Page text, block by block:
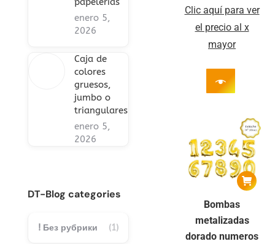
Clic aquí para ver
el precio al x
mayor
Bombas
metalizadas
dorado numeros
enero 5,
2026
Caja de
colores
gruesos,
jumbo o
triangulares
enero 5,
2026
DT-Blog categories
! Без рубрики (1)